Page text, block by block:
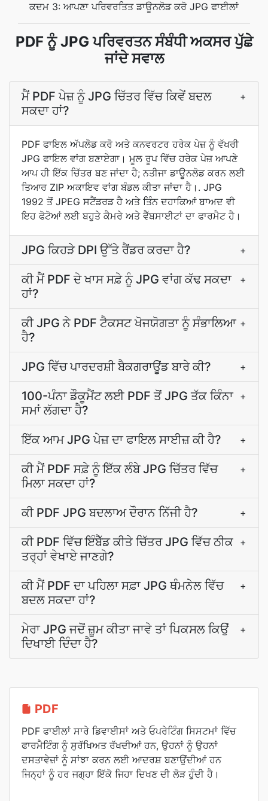
ਕਦਮ 3: ਆਪਣਾ ਪਰਿਵਰਤਿਤ ਡਾਊਨਲੋਡ ਕਰੋ JPG ਫਾਈਲਾਂ
PDF ਨੂੰ JPG ਪਰਿਵਰਤਨ ਸੰਬੰਧੀ ਅਕਸਰ ਪੁੱਛੇ
ਜਾਂਦੇ ਸਵਾਲ
ਮੈਂ PDF ਪੇਜ਼ ਨੂੰ JPG ਚਿੱਤਰ ਵਿੱਚ ਕਿਵੇਂ ਬਦਲ
ਸਕਦਾ ਹਾਂ?
+
PDF ਫਾਇਲ ਅੱਪਲੋਡ ਕਰੋ ਅਤੇ ਕਨਵਰਟਰ ਹਰੇਕ ਪੇਜ਼ ਨੂੰ ਵੱਖਰੀ
JPG ਫਾਇਲ ਵਾਂਗ ਬਣਾਏਗਾ। ਮੂਲ ਰੂਪ ਵਿੱਚ ਹਰੇਕ ਪੇਜ਼ ਆਪਣੇ
ਆਪ ਹੀ ਇੱਕ ਚਿੱਤਰ ਬਣ ਜਾਂਦਾ ਹੈ; ਨਤੀਜਾ ਡਾਊਨਲੋਡ ਕਰਨ ਲਈ
ਤਿਆਰ ZIP ਅਕਾਇਵ ਵਾਂਗ ਬੰਡਲ ਕੀਤਾ ਜਾਂਦਾ ਹੈ।. JPG
1992 ਤੋਂ JPEG ਸਟੈਂਡਰਡ ਹੈ ਅਤੇ ਤਿੰਨ ਦਹਾਕਿਆਂ ਬਾਅਦ ਵੀ
ਇਹ ਫੋਟੋਆਂ ਲਈ ਬਹੁਤੇ ਕੈਮਰੇ ਅਤੇ ਵੈੱਬਸਾਈਟਾਂ ਦਾ ਫਾਰਮੈਟ ਹੈ।
JPG ਕਿਹੜੇ DPI ਉੱਤੇ ਰੈਂਡਰ ਕਰਦਾ ਹੈ? +
ਕੀ ਮੈਂ PDF ਦੇ ਖਾਸ ਸਫ਼ੇ ਨੂੰ JPG ਵਾਂਗ ਕੱਢ ਸਕਦਾ
ਹਾਂ?
+
ਕੀ JPG ਨੇ PDF ਟੈਕਸਟ ਖੋਜਯੋਗਤਾ ਨੂੰ ਸੰਭਾਲਿਆ
ਹੈ?
+
JPG ਵਿੱਚ ਪਾਰਦਰਸ਼ੀ ਬੈਕਗਰਾਊਂਡ ਬਾਰੇ ਕੀ? +
100-ਪੰਨਾ ਡੌਕੂਮੈਂਟ ਲਈ PDF ਤੋਂ JPG ਤੱਕ ਕਿੰਨਾ
ਸਮਾਂ ਲੱਗਦਾ ਹੈ?
+
ਇੱਕ ਆਮ JPG ਪੇਜ਼ ਦਾ ਫਾਇਲ ਸਾਈਜ਼ ਕੀ ਹੈ? +
ਕੀ ਮੈਂ PDF ਸਫ਼ੇ ਨੂੰ ਇੱਕ ਲੰਬੇ JPG ਚਿੱਤਰ ਵਿੱਚ
ਮਿਲਾ ਸਕਦਾ ਹਾਂ?
+
ਕੀ PDF JPG ਬਦਲਾਅ ਦੌਰਾਨ ਨਿੱਜੀ ਹੈ? +
ਕੀ PDF ਵਿੱਚ ਇੰਬੈੱਡ ਕੀਤੇ ਚਿੱਤਰ JPG ਵਿੱਚ ਠੀਕ
ਤਰ੍ਹਾਂ ਵੇਖਾਏ ਜਾਣਗੇ?
+
ਕੀ ਮੈਂ PDF ਦਾ ਪਹਿਲਾ ਸਫ਼ਾ JPG ਥੰਮਨੇਲ ਵਿੱਚ
ਬਦਲ ਸਕਦਾ ਹਾਂ?
+
ਮੇਰਾ JPG ਜਦੋਂ ਜ਼ੂਮ ਕੀਤਾ ਜਾਵੇ ਤਾਂ ਪਿਕਸਲ ਕਿਉਂ
ਦਿਖਾਈ ਦਿੰਦਾ ਹੈ?
+
PDF
PDF ਫਾਈਲਾਂ ਸਾਰੇ ਡਿਵਾਈਸਾਂ ਅਤੇ ਓਪਰੇਟਿੰਗ ਸਿਸਟਮਾਂ ਵਿੱਚ
ਫਾਰਮੈਟਿੰਗ ਨੂੰ ਸੁਰੱਖਿਅਤ ਰੱਖਦੀਆਂ ਹਨ, ਉਹਨਾਂ ਨੂੰ ਉਹਨਾਂ
ਦਸਤਾਵੇਜ਼ਾਂ ਨੂੰ ਸਾਂਝਾ ਕਰਨ ਲਈ ਆਦਰਸ਼ ਬਣਾਉਂਦੀਆਂ ਹਨ
ਜਿਨ੍ਹਾਂ ਨੂੰ ਹਰ ਜਗ੍ਹਾ ਇੱਕੋ ਜਿਹਾ ਦਿਖਣ ਦੀ ਲੋੜ ਹੁੰਦੀ ਹੈ।